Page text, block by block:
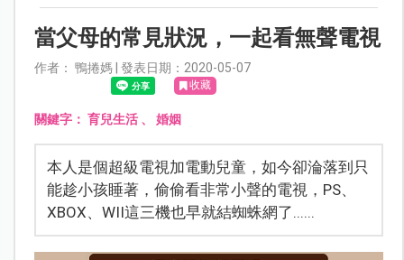
當父母的常見狀況，一起看無聲電視
作者： 鴨捲媽 | 發表日期：2020-05-07
收藏
關鍵字： 育兒生活、 婚姻
本人是個超級電視加電動兒童，如今卻淪落到只
能趁小孩睡著，偷偷看非常小聲的電視，PS、
XBOX、WII這三機也早就結蜘蛛網了......